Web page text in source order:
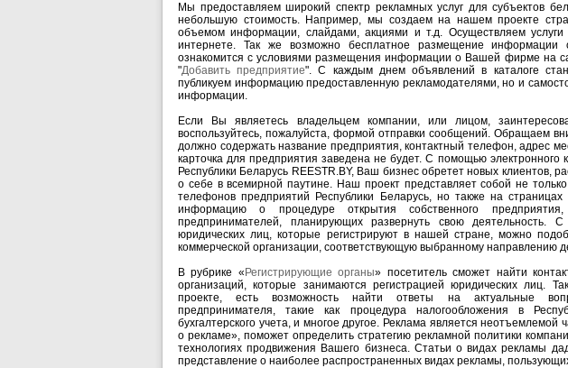
Мы предоставляем широкий спектр рекламных услуг для субъектов
небольшую стоимость. Например, мы создаем на нашем проекте
объемом информации, слайдами, акциями и т.д. Осуществляем
интернете. Так же возможно бесплатное размещение информации
ознакомится с условиями размещения информации о Вашей фирме на
"Добавить предприятие". С каждым днем объявлений в каталоге
публикуем информацию предоставленную рекламодателями, но и
информации.
Если Вы являетесь владельцем компании, или лицом,
воспользуйтесь, пожалуйста, формой отправки сообщений. Обращаем
должно содержать название предприятия, контактный телефон, адрес
карточка для предприятия заведена не будет. С помощью электронного
Республики Беларусь REESTR.BY, Ваш бизнес обретет новых клиентов,
о себе в всемирной паутине. Наш проект представляет собой не
телефонов предприятий Республики Беларусь, но также на
информацию о процедуре открытия собственного
предпринимателей, планирующих развернуть свою
юридических лиц, которые регистрируют в нашей стране, можно
коммерческой организации, соответствующую выбранному направлению
В рубрике « Регистрирующие органы» посетитель сможет найти
организаций, которые занимаются регистрацией юридических лиц.
проекте, есть возможность найти ответы на актуальные
предпринимателя, такие как процедура налогообложения в
бухгалтерского учета, и многое другое. Реклама является неотъемлемой
о рекламе», поможет определить стратегию рекламной политики
технологиях продвижения Вашего бизнеса. Статьи о видах рекламы
представление о наиболее распространенных видах рекламы,